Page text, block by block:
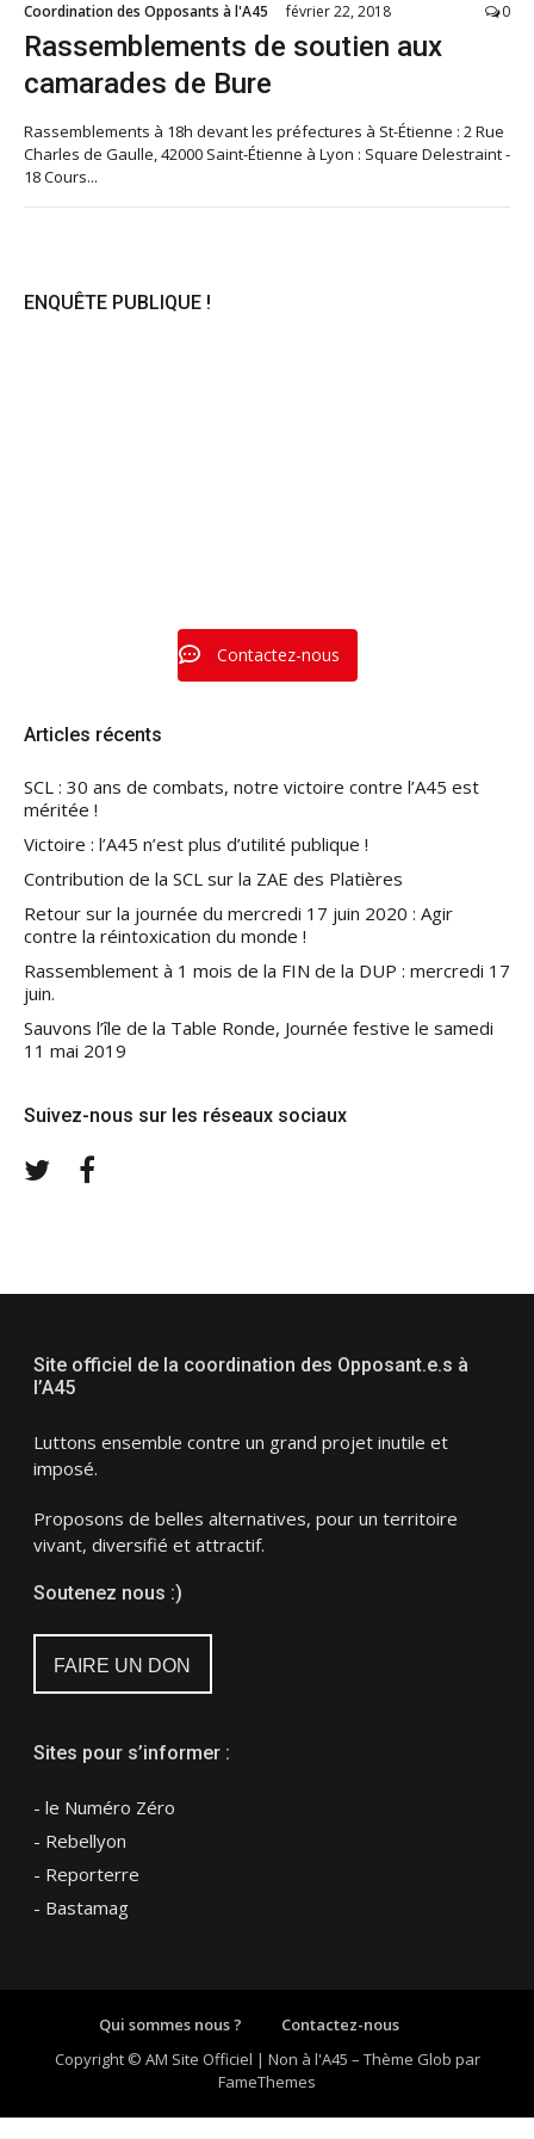
Coordination des Opposants à l'A45 février 22, 2018 0
Rassemblements de soutien aux
camarades de Bure
Rassemblements à 18h devant les préfectures à St-Étienne : 2 Rue
Charles de Gaulle, 42000 Saint-Étienne à Lyon : Square Delestraint -
18 Cours...
ENQUÊTE PUBLIQUE !
Contactez-nous
Articles récents
SCL : 30 ans de combats, notre victoire contre l’A45 est
méritée !
Victoire : l’A45 n’est plus d’utilité publique !
Contribution de la SCL sur la ZAE des Platières
Retour sur la journée du mercredi 17 juin 2020 : Agir
contre la réintoxication du monde !
Rassemblement à 1 mois de la FIN de la DUP : mercredi 17
juin.
Sauvons l’île de la Table Ronde, Journée festive le samedi
11 mai 2019
Suivez-nous sur les réseaux sociaux
Twitter
Site officiel de la coordination des Opposant.e.s à
l’A45
Luttons ensemble contre un grand projet inutile et
imposé.
Proposons de belles alternatives, pour un territoire
vivant, diversifié et attractif.
Soutenez nous :)
FAIRE UN DON
Sites pour s’informer :
- le Numéro Zéro
- Rebellyon
- Reporterre
- Bastamag
Qui sommes nous ?
Contactez-nous
Copyright © AM Site Officiel | Non à l'A45 – Thème Glob par
FameThemes